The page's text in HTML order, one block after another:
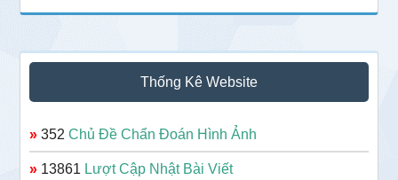
Thống Kê Website
» 352Chủ Đề Chẩn Đoán Hình Ảnh
» 13861 Lượt Cập Nhật Bài Viết